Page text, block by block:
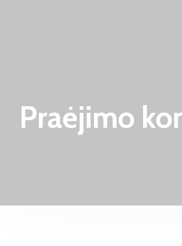
Praėjimo